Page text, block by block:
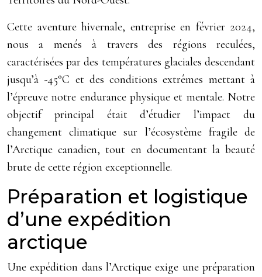
Cette aventure hivernale, entreprise en février 2024,
nous a menés à travers des régions reculées,
caractérisées par des températures glaciales descendant
jusqu’à -45°C et des conditions extrêmes mettant à
l’épreuve notre endurance physique et mentale. Notre
objectif principal était d’étudier l’impact du
changement climatique sur l’écosystème fragile de
l’Arctique canadien, tout en documentant la beauté
brute de cette région exceptionnelle.
Préparation et logistique
d’une expédition
arctique
Une expédition dans l’Arctique exige une préparation